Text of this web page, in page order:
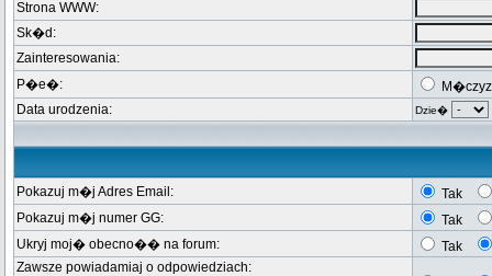
Strona WWW:
Sk�d:
Zainteresowania:
P�e�:
Data urodzenia:
Dzie�
Pokazuj m�j Adres Email:
Tak
Pokazuj m�j numer GG:
Tak
Ukryj moj� obecno�� na forum:
Tak
Zawsze powiadamiaj o odpowiedziach: